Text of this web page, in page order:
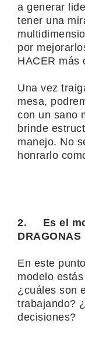
a generar
tener una
por
HACER más
Una vez
mesa,
con un sano
brinde
manejo. No
honrarlo
2. Es el
DRAGONAS
En este
modelo
¿cuáles son
trabajando?
decisiones?